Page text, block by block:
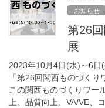
お知らせ
第26
展
2023年10月4日(水)～6日
「第26回関西ものづくり
この関西ものづくりワー
上、品質向上、VA/VE、